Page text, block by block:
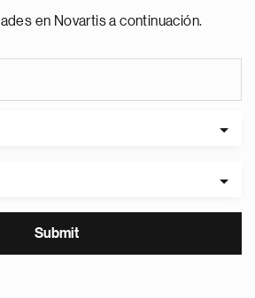
en Novartis a continuación.